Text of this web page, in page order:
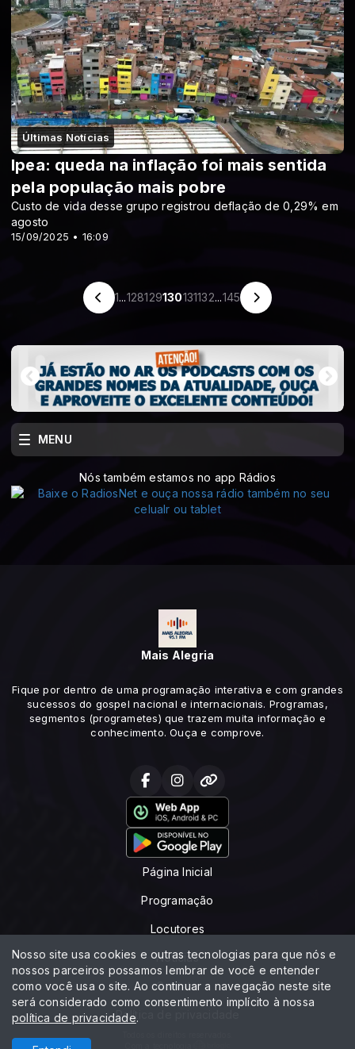
Últimas Notícias
15/09/2025 • 16:09
Ipea: queda na inflação foi mais sentida
pela população mais pobre
Custo de vida desse grupo registrou deflação de 0,29% em
agosto
1...128129130131132...145
MENU
Nós também estamos no app Rádios
Mais Alegria
Fique por dentro de uma programação interativa e com grandes
sucessos do gospel nacional e internacionais. Programas,
segmentos (programetes) que trazem muita informação e
conhecimento. Ouça e comprove.
Página Inicial
Programação
Locutores
Notícias
Contato
Política de privacidade
Nosso site usa cookies e outras tecnologias para que nós e
nossos parceiros possamos lembrar de você e entender
como você usa o site. Ao continuar a navegação neste site
será considerado como consentimento implícito à nossa
política de privacidade.